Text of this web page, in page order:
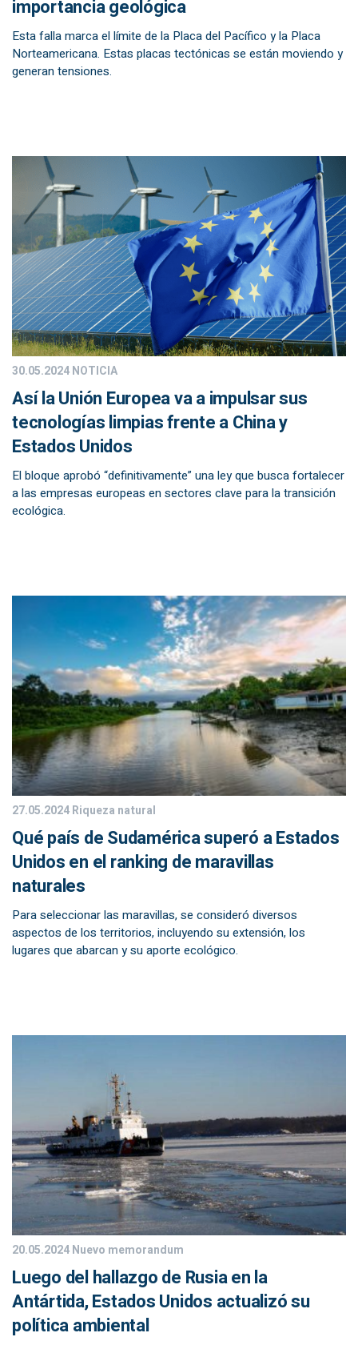
importancia geológica
Esta falla marca el límite de la Placa del Pacífico y la Placa
Norteamericana. Estas placas tectónicas se están moviendo y
generan tensiones.
30.05.2024NOTICIA
Así la Unión Europea va a impulsar sus
tecnologías limpias frente a China y
Estados Unidos
El bloque aprobó “definitivamente” una ley que busca fortalecer
a las empresas europeas en sectores clave para la transición
ecológica.
27.05.2024Riqueza natural
Qué país de Sudamérica superó a Estados
Unidos en el ranking de maravillas
naturales
Para seleccionar las maravillas, se consideró diversos
aspectos de los territorios, incluyendo su extensión, los
lugares que abarcan y su aporte ecológico.
20.05.2024Nuevo memorandum
Luego del hallazgo de Rusia en la
Antártida, Estados Unidos actualizó su
política ambiental